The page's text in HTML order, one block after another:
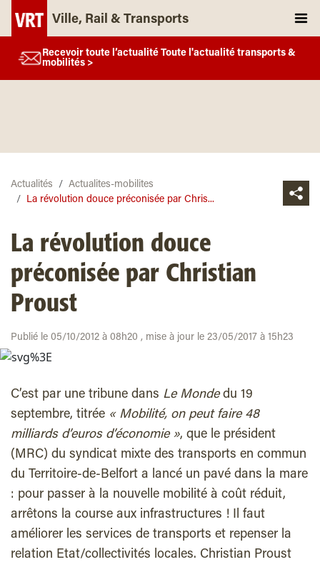
Ville, Rail & Transports
Recevoir toute l’actualité Toute l'actualité transports &
mobilités >
Actualités
Actualites-mobilites
La révolution douce préconisée par Chris...
La révolution douce
préconisée par Christian
Proust
Publié le 05/10/2012 à 08h20 , mise à jour le 23/05/2017 à 15h23
C’est par une tribune dans Le Mondedu 19
septembre, titrée « Mobilité, on peut faire 48
milliards d’euros d’économie », que le président
(MRC) du syndicat mixte des transports en commun
du Territoire-de-Belfort a lancé un pavé dans la mare
: pour passer à la nouvelle mobilité à coût réduit,
arrêtons la course aux infrastructures ! Il faut
améliorer les services de transports et repenser la
relation Etat/collectivités locales. Christian Proust